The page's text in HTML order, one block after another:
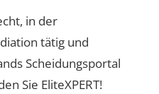
in der
tätig und
Scheidungsportal
Sie EliteXPERT!